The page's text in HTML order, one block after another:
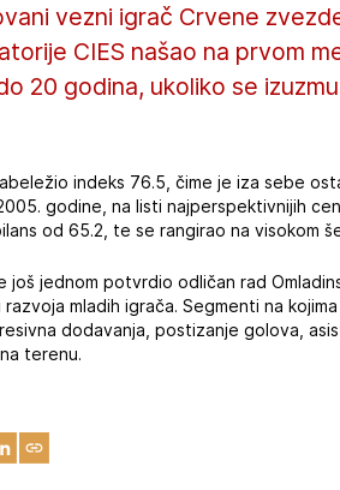
vezni igrač Crvene
CIES našao na prvom
20 godina, ukoliko se
indeks 76.5, čime je iza sebe
godine, na listi najperspektivnijih
od 65.2, te se rangirao na visokom
još jednom potvrdio odličan rad
mladih igrača. Segmenti na
dodavanja, postizanje golova,
terenu.